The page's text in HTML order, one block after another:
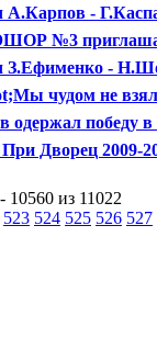
А.Карпов -
№3
З.Ефименко -
чудом не
одержал победу
Дворец 2009-
10560 из 11022
523 524 525 526 527